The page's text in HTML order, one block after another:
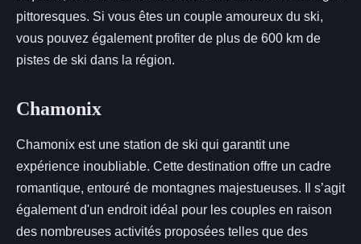
pittoresques. Si vous êtes un couple amoureux du ski,
vous pouvez également profiter de plus de 600 km de
pistes de ski dans la région.
Chamonix
Chamonix est une station de ski qui garantit une
expérience inoubliable. Cette destination offre un cadre
romantique, entouré de montagnes majestueuses. Il s’agit
également d'un endroit idéal pour les couples en raison
des nombreuses activités proposées telles que des